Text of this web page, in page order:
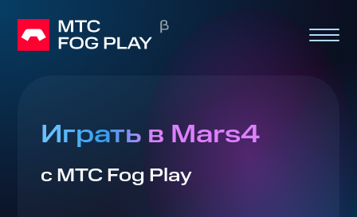
Играть в Mars4
с МТС Fog Play